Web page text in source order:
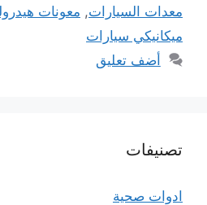
معدات السيارات, معونات
ميكانيكي سيارات
أضف تعليق
تصنيفات
ادوات صحية